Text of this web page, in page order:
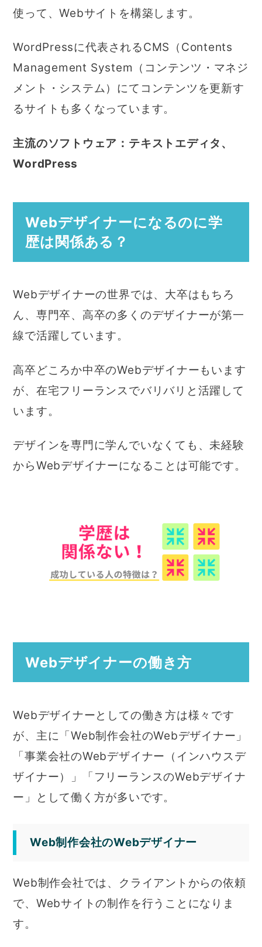
使って、Webサイトを構築します。
WordPressに代表されるCMS（Contents
Management System（コンテンツ・マネジ
メント・システム）にてコンテンツを更新す
るサイトも多くなっています。
主流のソフトウェア：テキストエディタ、
WordPress
Webデザイナーになるのに学
歴は関係ある？
Webデザイナーの世界では、大卒はもちろ
ん、専門卒、高卒の多くのデザイナーが第一
線で活躍しています。
高卒どころか中卒のWebデザイナーもいます
が、在宅フリーランスでバリバリと活躍して
います。
デザインを専門に学んでいなくても、未経験
からWebデザイナーになることは可能です。
Webデザイナーの働き方
Webデザイナーとしての働き方は様々です
が、主に「Web制作会社のWebデザイナー」
「事業会社のWebデザイナー（インハウスデ
ザイナー）」「フリーランスのWebデザイナ
ー」として働く方が多いです。
Web制作会社のWebデザイナー
Web制作会社では、クライアントからの依頼
で、Webサイトの制作を行うことになりま
す。